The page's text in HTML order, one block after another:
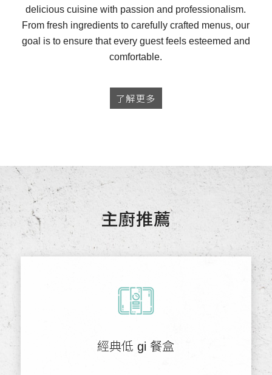
delicious cuisine with passion and professionalism.
From fresh ingredients to carefully crafted menus, our
goal is to ensure that every guest feels esteemed and
comfortable.
了解更多
主廚推薦
經典低 gi 餐盒